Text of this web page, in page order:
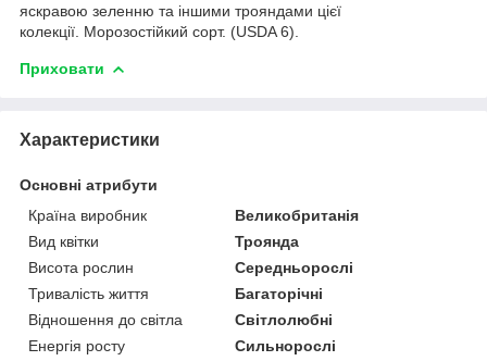
яскравою зеленню та іншими трояндами цієї
колекції. Морозостійкий сорт. (USDA 6).
Приховати
Характеристики
Основні атрибути
Країна виробник
Великобританія
Вид квітки
Троянда
Висота рослин
Середньорослі
Тривалість життя
Багаторічні
Відношення до світла
Світлолюбні
Енергія росту
Сильнорослі